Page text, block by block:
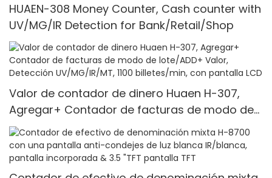
HUAEN-308 Money Counter, Cash counter with
UV/MG/IR Detection for Bank/Retail/Shop
Valor de contador de dinero Huaen H-307,
Agregar+ Contador de facturas de modo de
lote/ADD+ Valor, Detección UV/MG/IR/MT, 1100
billetes/min, con pantalla LCD